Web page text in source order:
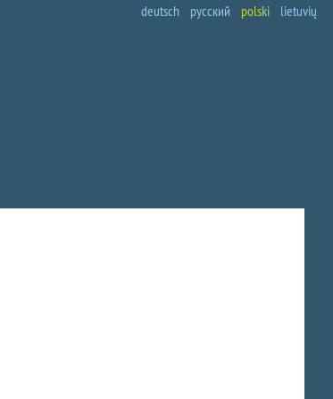
deutsch русский polski lietuvių